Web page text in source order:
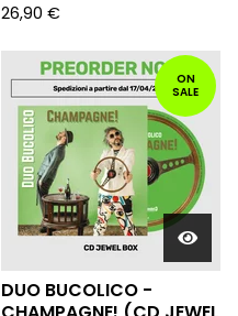
26,90 €
ON
SALE
DUO BUCOLICO -